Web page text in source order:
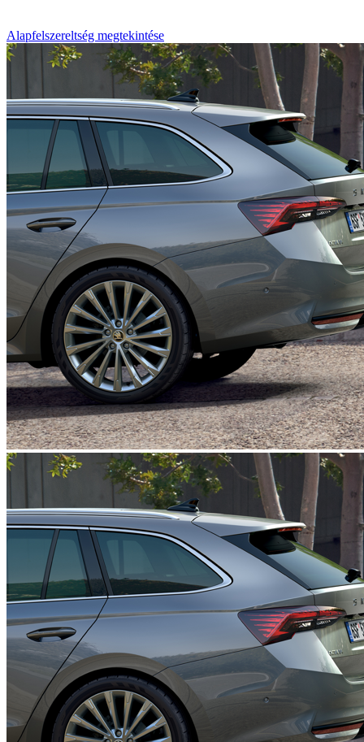
Alapfelszereltség megtekintése
"REAR LIGHT / VIEW" csomag
280 669 Ft
Részletek